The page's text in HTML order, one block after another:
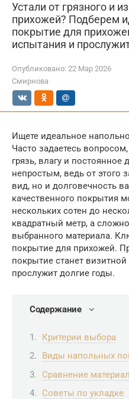
Устали от грязного и
прихожей? Подберем
покрытие для
испытания и
Опубликовано: 22 Мар 2026
Смирнова
Ищете идеальное
Часто задаетесь
грязь, влагу и
непростым, ведь от этого
вид, но и долговечность
качественного покрытия
нескольких сотен до
квадратный метр, а
выбранного материала.
покрытие для прихожей.
покрытие станет
прослужит долгие годы.
Содержание
Критерии выбора
Виды напольных
Сравнение
Советы по укладке